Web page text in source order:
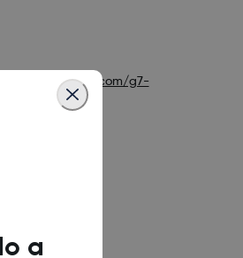
dexcom.com/g7-
a